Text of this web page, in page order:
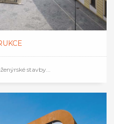
stavby...